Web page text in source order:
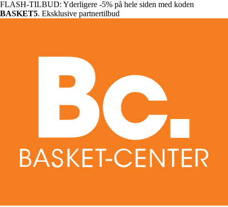
FLASH-TILBUD: Yderligere -5% på hele siden med koden
BASKET5. Eksklusive partnertilbud